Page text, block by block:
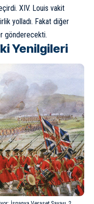
XIV. Louis vakit
yolladı. Fakat diğer
gönderecekti.
Yenilgileri